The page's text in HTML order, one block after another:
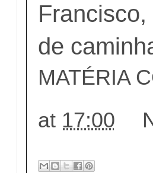
de
MATÉRIA
at 17:00